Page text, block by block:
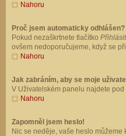
Nahoru
Proč jsem automaticky odhlášen?
Pokud nezaškrtnete tlačítko
ovšem nedoporučujeme, když se
Nahoru
Jak zabráním, aby se moje
V Uživatelském panelu najdete pod
Nahoru
Zapomněl jsem heslo!
Nic se neděje, vaše heslo